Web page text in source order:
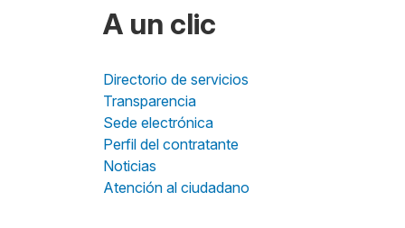
A un clic
Directorio de servicios
Transparencia
Sede electrónica
Perfil del contratante
Noticias
Atención al ciudadano